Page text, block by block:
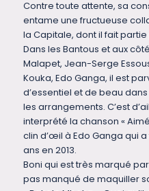
Contre toute attente, sa
entame une fructueuse
la Capitale, dont il fait
Dans les Bantous et aux
Malapet, Jean-Serge
Kouka, Edo Ganga, il est
d’essentiel et de beau
les arrangements. C’est
interprété la chanson «
clin d’œil à Edo Ganga qui
ans en 2013.
Boni qui est très marqué
pas manqué de maquiller